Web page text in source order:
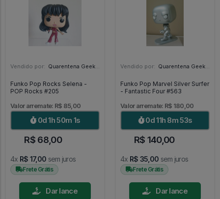
Vendido por: Quarentena Geek Store - SP
Funko Pop Rocks Selena -
POP Rocks #205
Valor arremate: R$ 85,00
0d 1h 49m 59s
R$ 68,00
4x R$ 17,00 sem juros
Frete Grátis
Dar lance
Vendido por: Quarentena Geek Store - SP
Funko Pop Marvel Silver Surfer
- Fantastic Four #563
Valor arremate: R$ 180,00
0d 11h 8m 51s
R$ 140,00
4x R$ 35,00 sem juros
Frete Grátis
Dar lance